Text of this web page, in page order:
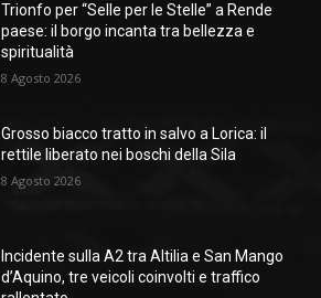
Trionfo per “Selle per le Stelle” a Rende
paese: il borgo incanta tra bellezza e
spiritualità
8 Agosto 2026
Grosso biacco tratto in salvo a Lorica: il
rettile liberato nei boschi della Sila
8 Agosto 2026
Incidente sulla A2 tra Altilia e San Mango
d’Aquino, tre veicoli coinvolti e traffico